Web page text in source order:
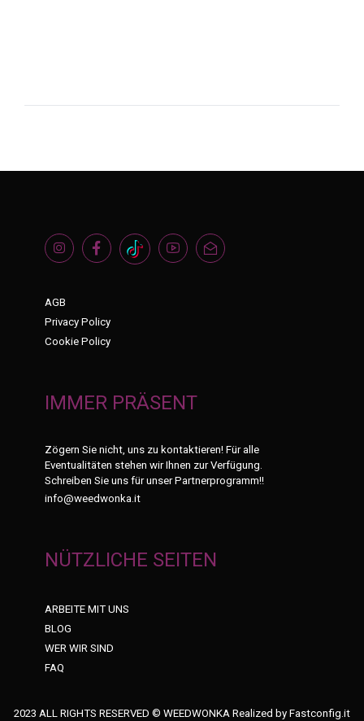
AGB
Privacy Policy
Cookie Policy
IMMER PRÄSENT
Zögern Sie nicht, uns zu kontaktieren! Für alle
Eventualitäten stehen wir Ihnen zur Verfügung.
Schreiben Sie uns für unser Partnerprogramm!!
info@weedwonka.it
NÜTZLICHE SEITEN
ARBEITE MIT UNS
BLOG
WER WIR SIND
FAQ
2023 ALL RIGHTS RESERVED © WEEDWONKA Realized by Fastconfig.it